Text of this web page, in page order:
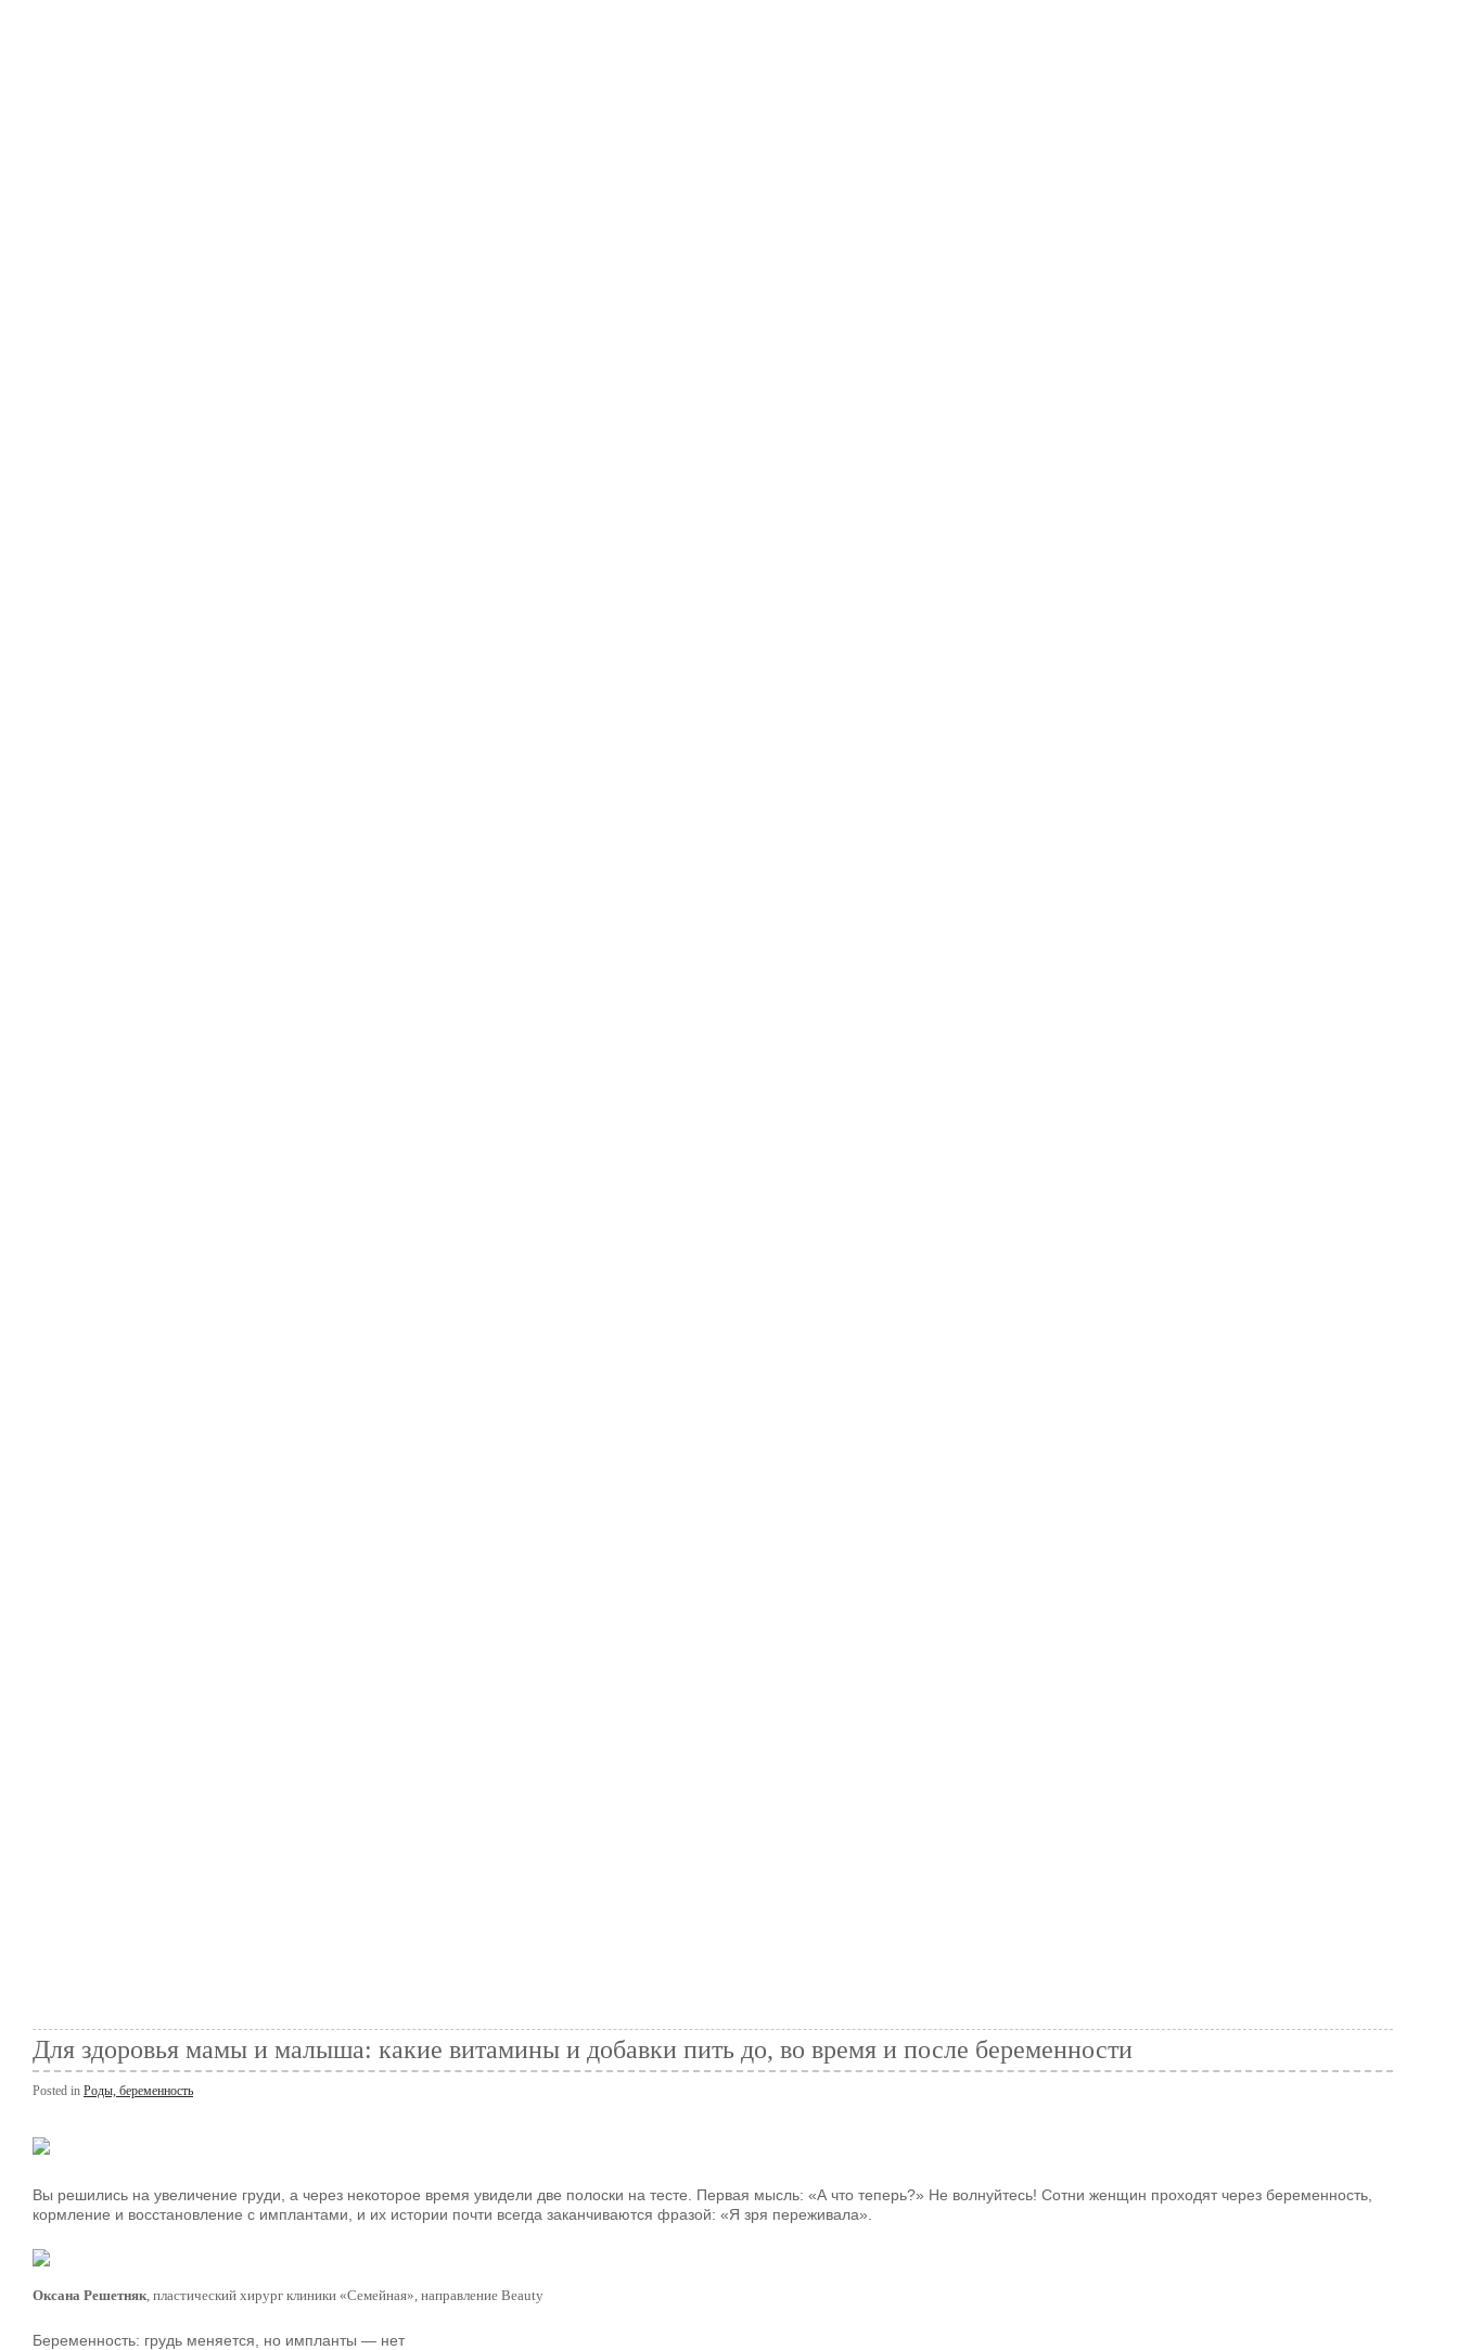
Для здоровья мамы и малыша: какие витамины и добавки пить до, во время и после беременности
Posted in Роды, беременность
Вы решились на увеличение груди, а через некоторое время увидели две полоски на тесте. Первая мысль: «А что теперь?» Не волнуйтесь! Сотни женщин проходят через беременность,
кормление и восстановление с имплантами, и их истории почти всегда заканчиваются фразой: «Я зря переживала».
Оксана Решетняк, пластический хирург клиники «Семейная», направление Beauty
Беременность: грудь меняется, но импланты — нет